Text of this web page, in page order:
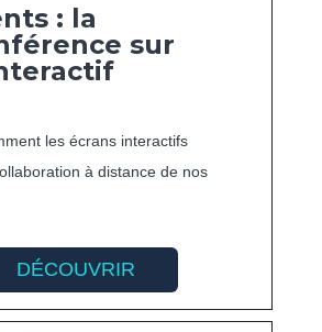
: la
sur
les écrans interactifs
à distance de nos
DÉCOUVRIR